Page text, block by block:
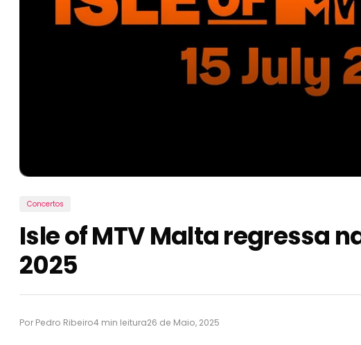
Concertos
Isle of MTV Malta regressa
2025
Por Pedro Ribeiro4 min leitura26 de Maio, 2025